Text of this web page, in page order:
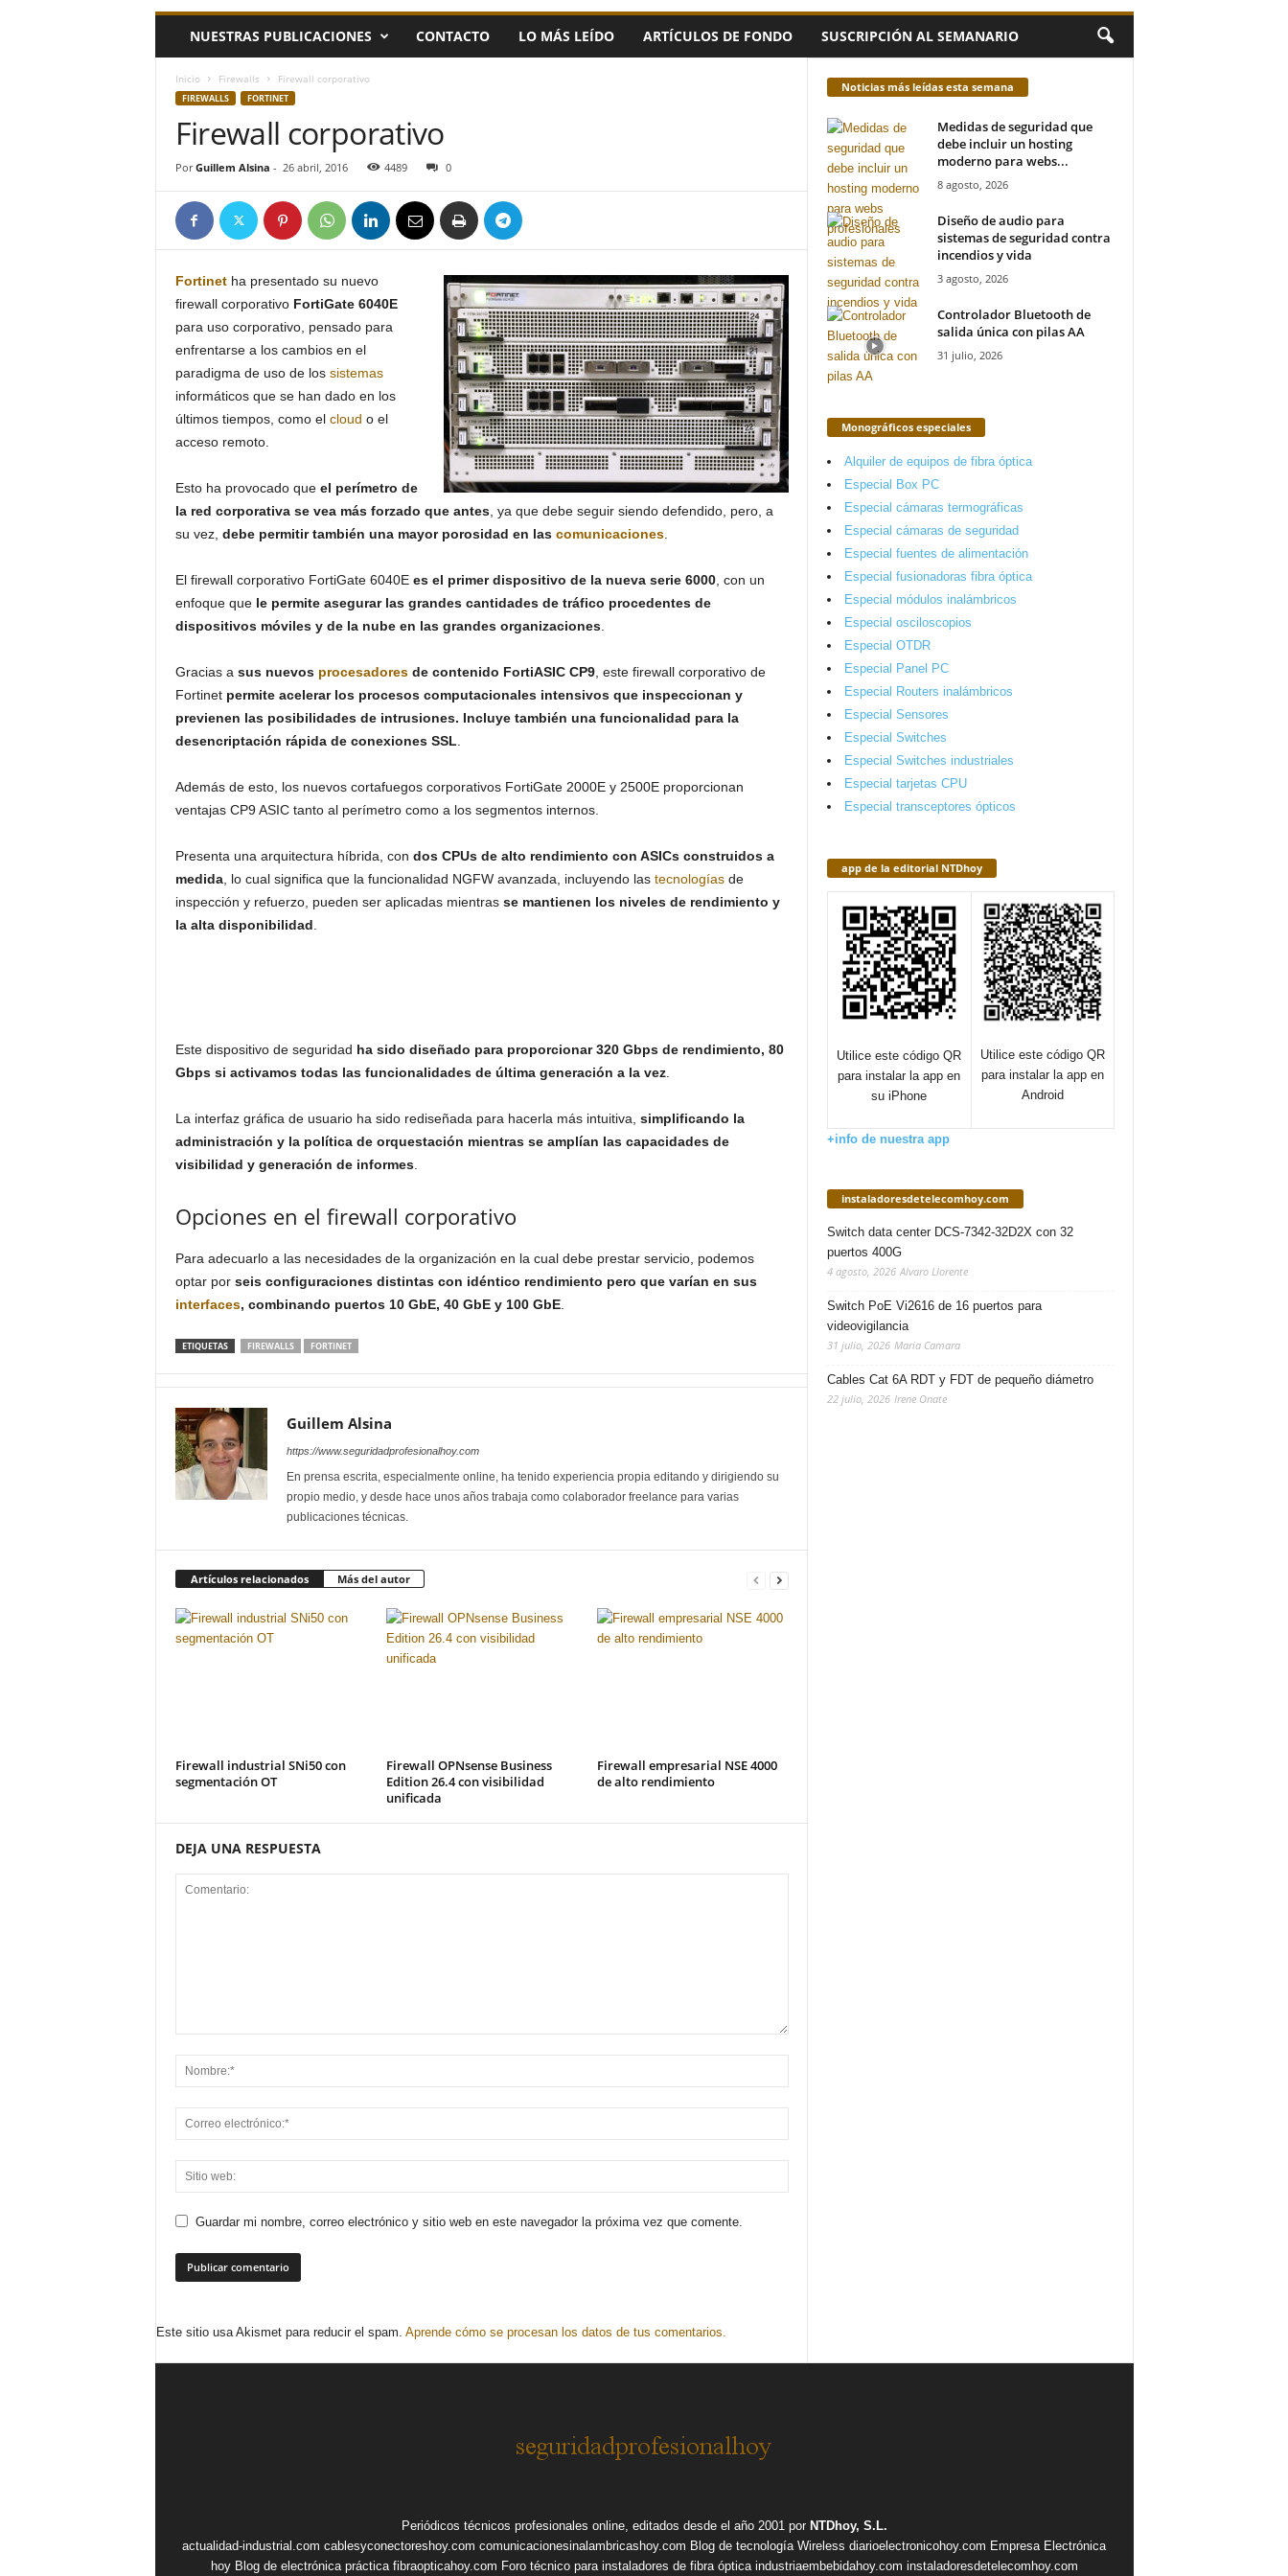
h
y
NUESTRAS PUBLICACIONES CONTACTO LO MÁS LEÍDO ARTÍCULOS DE FONDO SUSCRIPCIÓN AL SEMANARIO
Inicio Firewalls Firewall corporativo
FIREWALLS FORTINET
Firewall corporativo
Por Guillem Alsina - 26 abril, 2016 4489 0
Fortinetha presentado su nuevo
firewall corporativo FortiGate 6040E
para uso corporativo, pensado para
enfrentarse a los cambios en el
paradigma de uso de los sistemas
informáticos que se han dado en los
últimos tiempos, como el cloud o el
acceso remoto.
Esto ha provocado que el perímetro de
la red corporativa se vea más forzado que antes, ya que debe seguir siendo defendido, pero, a
su vez, debe permitir también una mayor porosidad en las comunicaciones.
El firewall corporativo FortiGate 6040E es el primer dispositivo de la nueva serie 6000, con un
enfoque que le permite asegurar las grandes cantidades de tráfico procedentes de
dispositivos móviles y de la nube en las grandes organizaciones.
Gracias a sus nuevos procesadoresde contenido FortiASIC CP9, este firewall corporativo de
Fortinet permite acelerar los procesos computacionales intensivos que inspeccionan y
previenen las posibilidades de intrusiones. Incluye también una funcionalidad para la
desencriptación rápida de conexiones SSL
Además de esto, los nuevos cortafuegos corporativos FortiGate 2000E y 2500E proporcionan
ventajas CP9 ASIC tanto al perímetro como a los segmentos internos.
Presenta una arquitectura híbrida, con dos CPUs de alto rendimiento con ASICs construidos a
medida, lo cual significa que la funcionalidad NGFW avanzada, incluyendo las tecnologíasde
inspección y refuerzo, pueden ser aplicadas mientras se mantienen los niveles de rendimiento y
la alta disponibilidad
Este dispositivo de seguridad ha sido diseñado para proporcionar 320 Gbps de rendimiento, 80
Gbps si activamos todas las funcionalidades de última generación a la vez.
La interfaz gráfica de usuario ha sido rediseñada para hacerla más intuitiva, simplificando la
administración y la política de orquestación mientras se amplían las capacidades de
visibilidad y generación de informes.
Opciones en el firewall corporativo
Para adecuarlo a las necesidades de la organización en la cual debe prestar servicio, podemos
optar por seis configuraciones distintas con idéntico rendimiento pero que varían en sus
interfaces, combinando puertos 10 GbE, 40 GbE y 100 GbE.
ETIQUETAS FIREWALLS FORTINET
Guillem Alsina
https://www.seguridadprofesionalhoy.com
En prensa escrita, especialmente online, ha tenido experiencia propia editando y dirigiendo su
propio medio, y desde hace unos años trabaja como colaborador freelance para varias
publicaciones técnicas.
Artículos relacionados Más del autor
Firewall industrial SNi50 con
segmentación OT
Firewall OPNsense Business
Edition 26.4 con visibilidad
unificada
Firewall empresarial NSE 4000
de alto rendimiento
DEJA UNA RESPUESTA
Guardar mi nombre, correo electrónico y sitio web en este navegador la próxima vez que comente.
Este sitio usa Akismet para reducir el spam. Aprende cómo se procesan los datos de tus comentarios.
Noticias más leídas esta semana
Medidas de seguridad que
debe incluir un hosting
moderno para webs...
8 agosto, 2026
Diseño de audio para
sistemas de seguridad contra
incendios y vida
3 agosto, 2026
Controlador Bluetooth de
salida única con pilas AA
31 julio, 2026
Monográficos especiales
Alquiler de equipos de fibra óptica
Especial Box PC
Especial cámaras termográficas
Especial cámaras de seguridad
Especial fuentes de alimentación
Especial fusionadoras fibra óptica
Especial módulos inalámbricos
Especial osciloscopios
Especial OTDR
Especial Panel PC
Especial Routers inalámbricos
Especial Sensores
Especial Switches
Especial Switches industriales
Especial tarjetas CPU
Especial transceptores ópticos
app de la editorial NTDhoy
Utilice este código QR
para instalar la app en
su iPhone
Utilice este código QR
para instalar la app en
Android
+info de nuestra app
instaladoresdetelecomhoy.com
Switch data center DCS-7342-32D2X con 32
puertos 400G
4 agosto, 2026 Alvaro Llorente
Switch PoE Vi2616 de 16 puertos para
videovigilancia
31 julio, 2026 Maria Camara
Cables Cat 6A RDT y FDT de pequeño diámetro
22 julio, 2026 Irene Onate
Periódicos técnicos profesionales online, editados desde el año 2001 por NTDhoy, S.L.
actualidad-industrial.com cablesyconectoreshoy.com comunicacionesinalambricashoy.com Blog de tecnología Wireless diarioelectronicohoy.com Empresa Electrónica
hoy Blog de electrónica práctica fibraopticahoy.com Foro técnico para instaladores de fibra óptica industriaembebidahoy.com instaladoresdetelecomhoy.com